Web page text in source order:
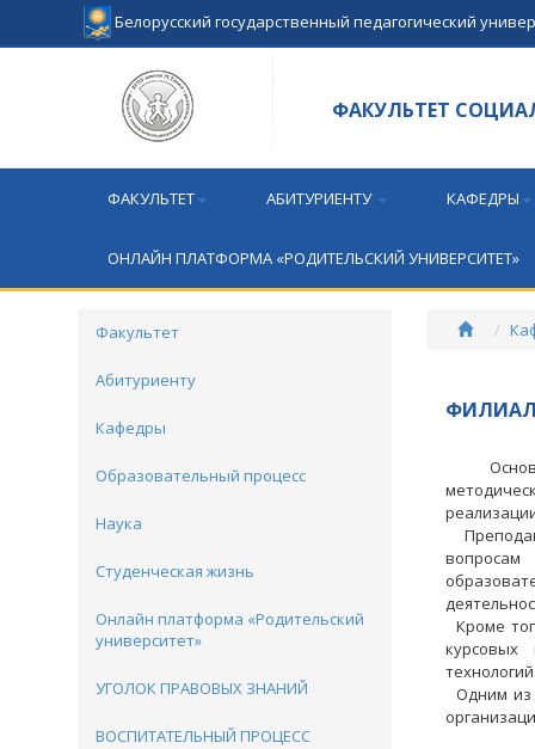
Белорусский государственный педагогический
ФАКУЛЬТЕТ
ФАКУЛЬТЕТ АБИТУРИЕНТУ КАФЕДРЫ
ОНЛАЙН ПЛАТФОРМА «РОДИТЕЛЬСКИЙ УНИВЕРСИТЕТ»
Факультет
Абитуриенту
Кафедры
Образовательный процесс
Наука
Студенческая жизнь
Онлайн платформа «Родительский
университет»
УГОЛОК ПРАВОВЫХ ЗНАНИЙ
ВОСПИТАТЕЛЬНЫЙ ПРОЦЕСС
вопросам
Кроме
курсовых
Одним из